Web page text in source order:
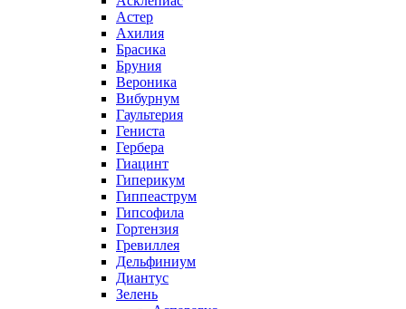
Астер
Ахилия
Брасика
Бруния
Вероника
Вибурнум
Гаультерия
Гениста
Гербера
Гиацинт
Гиперикум
Гиппеаструм
Гипсофила
Гортензия
Гревиллея
Дельфиниум
Диантус
Зелень